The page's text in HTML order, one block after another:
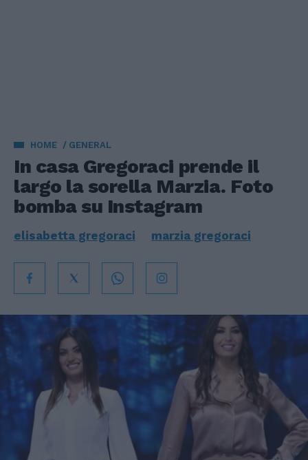
HOME GENERAL
In casa Gregoraci prende il
largo la sorella Marzia. Foto
bomba su Instagram
elisabetta gregoraci marzia gregoraci